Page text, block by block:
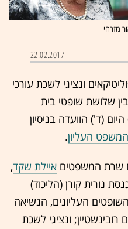
מזרחי
22.02.2017
ונציגי לשכת עורכי
שלושת שופטי בית
(ד') הוועדה בניסיון
העליון.
שרת המשפטים איילת שקד,
נורית קורן (הליכוד)
העליונים, הנשיאה
רובינשטיין; ונציגי לשכת